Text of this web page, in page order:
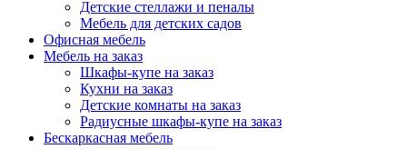
Детские стеллажи и пеналы
Мебель для детских садов
Офисная мебель
Мебель на заказ
Шкафы-купе на заказ
Кухни на заказ
Детские комнаты на заказ
Радиусные шкафы-купе на заказ
Бескаркасная мебель